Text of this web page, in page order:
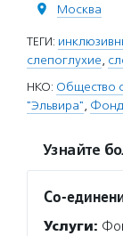
Москва
ТЕГИ:
слепоглухие,
НКО: Общество
"Эльвира", Фонд
Узнайте
Со-
Услуги: